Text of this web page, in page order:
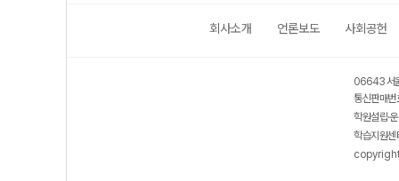
회사소개 언론보도 사회공헌
06643 서
통신판매
학원설립·
학습지원